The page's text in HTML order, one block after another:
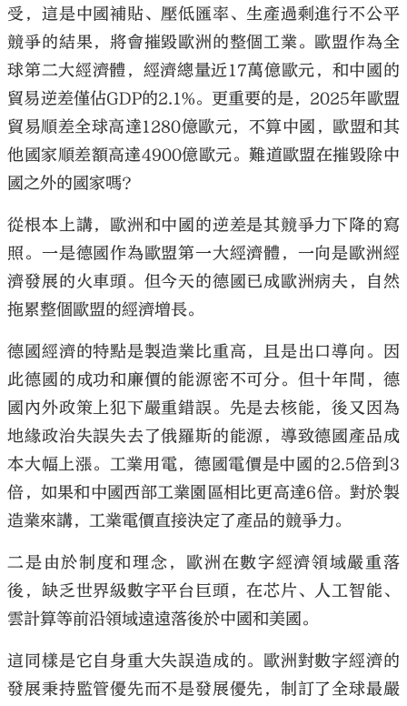
受，這是中國補貼、壓低匯率、生產過剩進行不公平
競爭的結果，將會摧毀歐洲的整個工業。歐盟作為全
球第二大經濟體，經濟總量近17萬億歐元，和中國的
貿易逆差僅佔GDP的2.1%。更重要的是，2025年歐盟
貿易順差全球高達1280億歐元，不算中國，歐盟和其
他國家順差額高達4900億歐元。難道歐盟在摧毀除中
國之外的國家嗎？
從根本上講，歐洲和中國的逆差是其競爭力下降的寫
照。一是德國作為歐盟第一大經濟體，一向是歐洲經
濟發展的火車頭。但今天的德國已成歐洲病夫，自然
拖累整個歐盟的經濟增長。
德國經濟的特點是製造業比重高，且是出口導向。因
此德國的成功和廉價的能源密不可分。但十年間，德
國內外政策上犯下嚴重錯誤。先是去核能，後又因為
地緣政治失誤失去了俄羅斯的能源，導致德國產品成
本大幅上漲。工業用電，德國電價是中國的2.5倍到3
倍，如果和中國西部工業園區相比更高達6倍。對於製
造業來講，工業電價直接決定了產品的競爭力。
二是由於制度和理念，歐洲在數字經濟領域嚴重落
後，缺乏世界級數字平台巨頭，在芯片、人工智能、
雲計算等前沿領域遠遠落後於中國和美國。
這同樣是它自身重大失誤造成的。歐洲對數字經濟的
發展秉持監管優先而不是發展優先，制訂了全球最嚴